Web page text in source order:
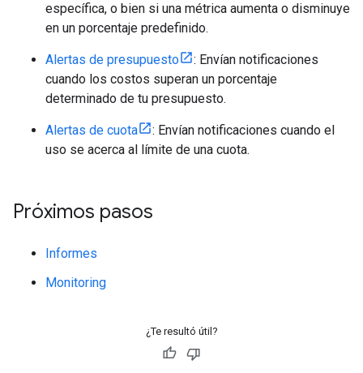
específica, o bien si una métrica aumenta o disminuye
en un porcentaje predefinido.
Alertas de presupuesto
: Envían notificaciones
cuando los costos superan un porcentaje
determinado de tu presupuesto.
Alertas de cuota
: Envían notificaciones cuando el
uso se acerca al límite de una cuota.
Próximos pasos
Informes
Monitoring
¿Te resultó útil?